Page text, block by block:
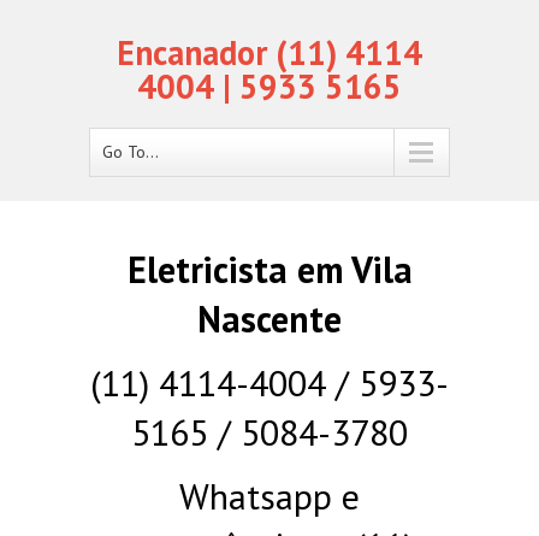
Encanador (11) 4114
4004 | 5933 5165
Go To...
Eletricista em Vila
Nascente
(11) 4114-4004 / 5933-
5165 / 5084-3780
Whatsapp e